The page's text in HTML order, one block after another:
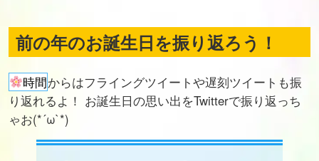
前の年のお誕生日を振り返ろう！
時間からはフライングツイートや遅刻ツイートも振
り返れるよ！ お誕生日の思い出をTwitterで振り返っち
ゃお(*´ω`*)